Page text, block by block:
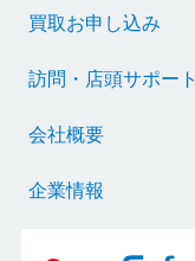
買取お申し込み
訪問・店頭サポート
会社概要
企業情報